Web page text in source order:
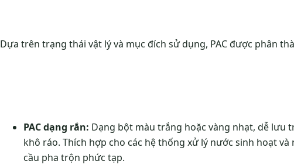
Dựa trên trạng thái vật lý và mục đích sử dụng, PAC được phân
PAC dạng rắn: Dạng bột màu trắng hoặc vàng nhạt, dễ lưu
khô ráo. Thích hợp cho các hệ thống xử lý nước sinh hoạt
cầu pha trộn phức tạp.